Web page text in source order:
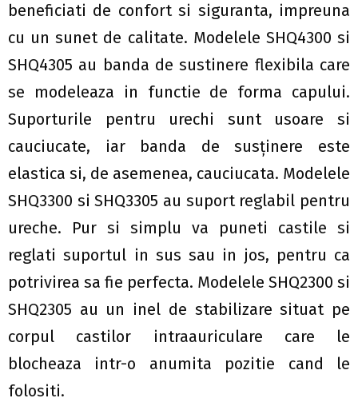
beneficiati de confort si siguranta, impreuna
cu un sunet de calitate. Modelele SHQ4300 si
SHQ4305 au banda de sustinere flexibila care
se modeleaza in functie de forma capului.
Suporturile pentru urechi sunt usoare si
cauciucate, iar banda de susţinere este
elastica si, de asemenea, cauciucata. Modelele
SHQ3300 si SHQ3305 au suport reglabil pentru
ureche. Pur si simplu va puneti castile si
reglati suportul in sus sau in jos, pentru ca
potrivirea sa fie perfecta. Modelele SHQ2300 si
SHQ2305 au un inel de stabilizare situat pe
corpul castilor intraauriculare care le
blocheaza intr-o anumita pozitie cand le
folositi.